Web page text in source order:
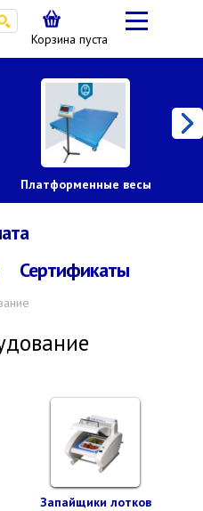
Корзина пуста
Платформенные весы
Сертификаты
Запайщики лотков